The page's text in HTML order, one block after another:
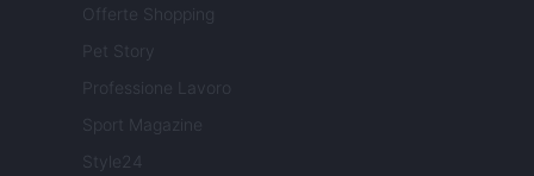
Offerte Shopping
Pet Story
Professione Lavoro
Sport Magazine
Style24